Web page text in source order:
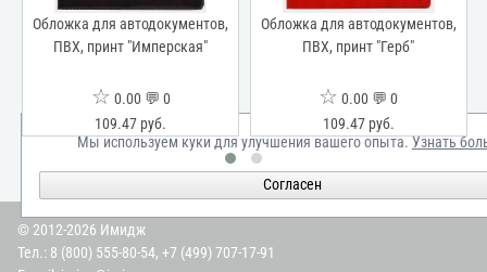
Обложка для автодокументов,
ПВХ, принт "Имперская"
☆ 0.00 💬 0
109.47 руб.
Обложка для автодокументов,
ПВХ, принт "Герб"
☆ 0.00 💬 0
109.47 руб.
Мы используем куки для улучшения вашего опыта.Узнать
Согласен
© 2012-2026 Имидж
Тел.: 8 (800) 555-80-54, +7 (499) 707-17-91